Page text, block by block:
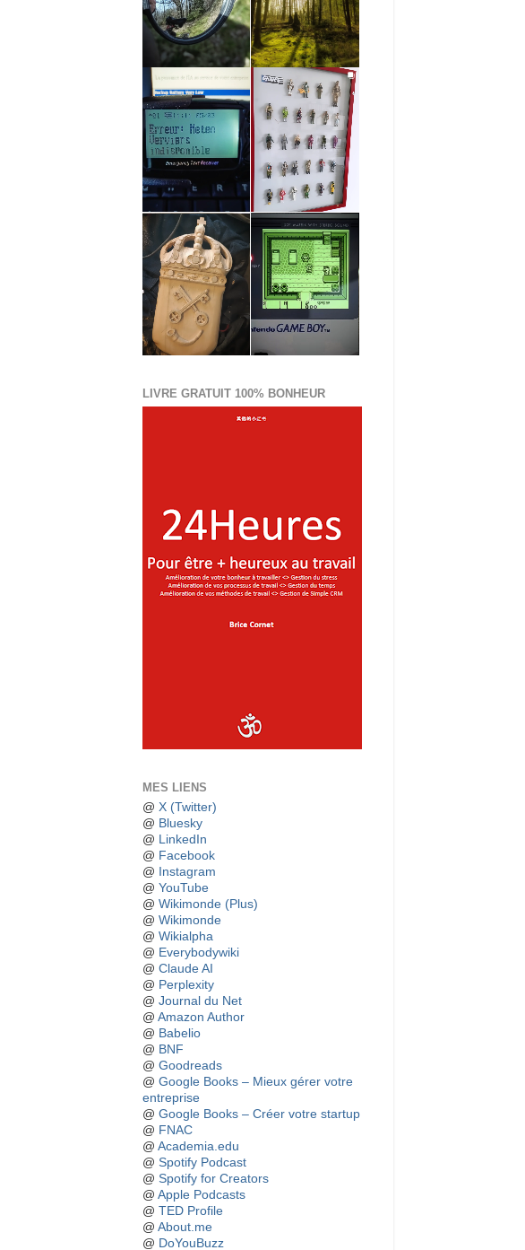
LIVRE GRATUIT 100% BONHEUR
MES LIENS
@ X (Twitter)
@ Bluesky
@ LinkedIn
@ Facebook
@
Instagram
@ YouTube
@ Wikimonde (Plus)
@ Wikimonde
@ Wikialpha
@ Everybodywiki
@ Claude AI
@ Perplexity
@ Journal du Net
@ Amazon Author
@ Babelio
@ BNF
@ Goodreads
@ Google Books – Mieux gérer votre
entreprise
@ Google Books – Créer votre startup
@ FNAC
@ Academia.edu
@ Spotify Podcast
@ Spotify for Creators
@ Apple Podcasts
@ TED Profile
@ About.me
@ DoYouBuzz